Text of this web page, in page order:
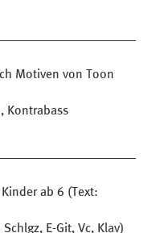
Motiven von Toon
Kontrabass
ab 6 (Text:
E-Git, Vc, Klav)